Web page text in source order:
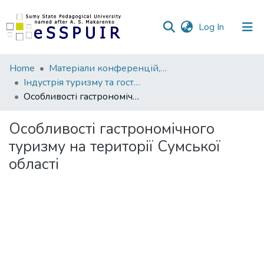
Log In (current)
Communities
&
Collections
Statistics
Home
Матеріали конференцій, семінарів, читань
Індустрія туризму та гостинності: досвід, проблеми, перспективи
Особливості гастрономічного туризму на території Сумської області
Особливості гастрономічного
туризму на території Сумської
області